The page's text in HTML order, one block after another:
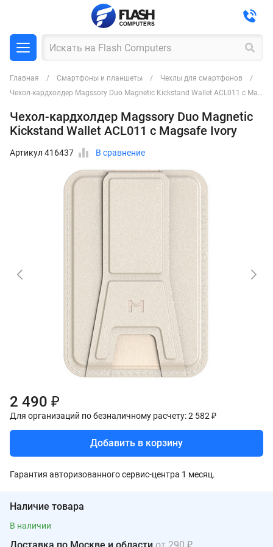
Главная Смартфоны и планшеты
Чехлы для смартфонов
Чехол-кардхолдер Magssory Duo Magnetic Kickstand Wallet ACL011 с Magsafe Ivory
Чехол-кардхолдер Magssory Duo Magnetic
Kickstand Wallet ACL011 с Magsafe Ivory
Артикул 416437 В сравнение
2 490 ₽
Для организаций по безналичному расчету: 2 582 ₽
Добавить в корзину
Гарантия авторизованного сервис-центра 1 месяц.
Наличие товара
В наличии